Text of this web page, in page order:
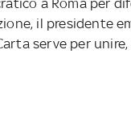
il presidente
serve per unire,